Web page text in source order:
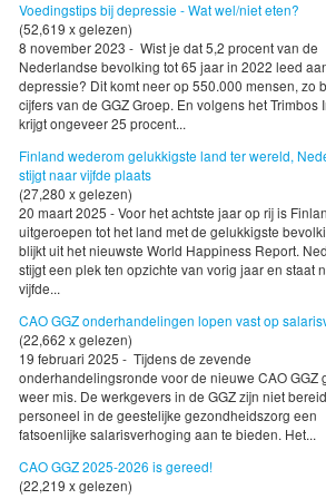
Voedingstips bij depressie - Wat wel/niet eten?
(52,619 x gelezen)
8 november 2023 - Wist je dat 5,2 procent van de
Nederlandse bevolking tot 65 jaar in 2022 leed
depressie? Dit komt neer op 550.000 mensen, zo
cijfers van de GGZ Groep. En volgens het Trimbos
krijgt ongeveer 25 procent...
Finland wederom gelukkigste land ter wereld,
stijgt naar vijfde plaats
(27,280 x gelezen)
20 maart 2025 - Voor het achtste jaar op rij is
uitgeroepen tot het land met de gelukkigste
blijkt uit het nieuwste World Happiness Report.
stijgt een plek ten opzichte van vorig jaar en staat
vijfde...
CAO GGZ onderhandelingen lopen vast op
(22,662 x gelezen)
19 februari 2025 - Tijdens de zevende
onderhandelingsronde voor de nieuwe CAO GGZ
weer mis. De werkgevers in de GGZ zijn niet
personeel in de geestelijke gezondheidszorg een
fatsoenlijke salarisverhoging aan te bieden. Het...
CAO GGZ 2025-2026 is gereed!
(22,219 x gelezen)